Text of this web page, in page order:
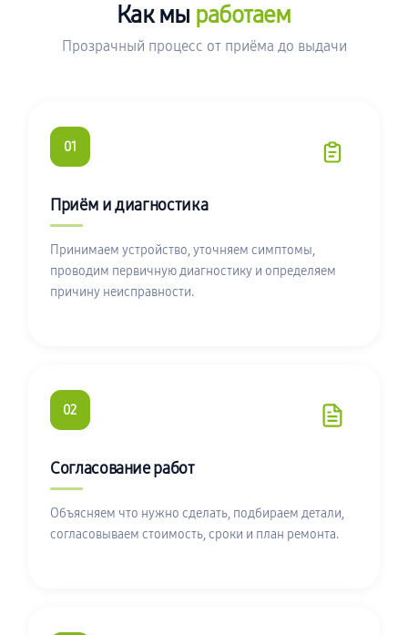
Как мы работаем
Прозрачный процесс от приёма до выдачи
01
Приём и диагностика
Принимаем устройство, уточняем симптомы,
проводим первичную диагностику и определяем
причину неисправности.
02
Согласование работ
Объясняем что нужно сделать, подбираем детали,
согласовываем стоимость, сроки и план ремонта.